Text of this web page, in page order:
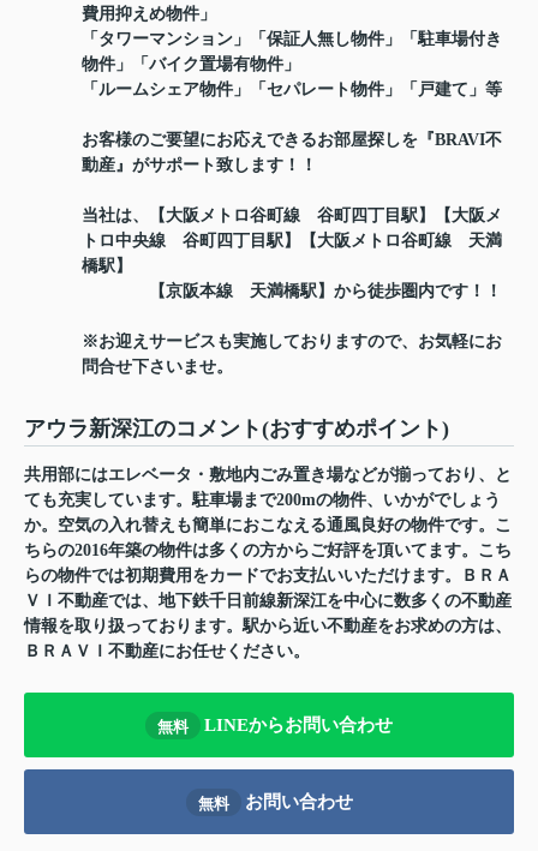
費用抑えめ物件」
「タワーマンション」「保証人無し物件」「駐車場付き
物件」「バイク置場有物件」
「ルームシェア物件」「セパレート物件」「戸建て」等
お客様のご要望にお応えできるお部屋探しを『BRAVI不
動産』がサポート致します！！
当社は、【大阪メトロ谷町線 谷町四丁目駅】【大阪メ
トロ中央線 谷町四丁目駅】【大阪メトロ谷町線 天満
橋駅】
【京阪本線 天満橋駅】から徒歩圏内です！！
※お迎えサービスも実施しておりますので、お気軽にお
問合せ下さいませ。
アウラ新深江のコメント(おすすめポイント)
共用部にはエレベータ・敷地内ごみ置き場などが揃っており、と
ても充実しています。駐車場まで200mの物件、いかがでしょう
か。空気の入れ替えも簡単におこなえる通風良好の物件です。こ
ちらの2016年築の物件は多くの方からご好評を頂いてます。こち
らの物件では初期費用をカードでお支払いいただけます。ＢＲＡ
ＶＩ不動産では、地下鉄千日前線新深江を中心に数多くの不動産
情報を取り扱っております。駅から近い不動産をお求めの方は、
ＢＲＡＶＩ不動産にお任せください。
無料 LINEからお問い合わせ
無料 お問い合わせ